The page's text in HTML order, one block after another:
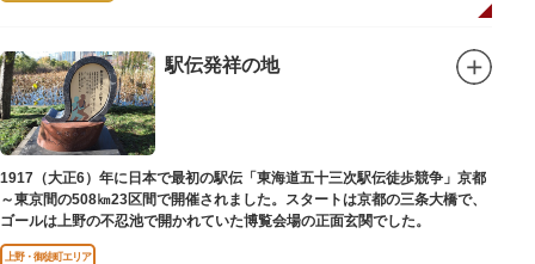
駅伝発祥の地
1917（大正6）年に日本で最初の駅伝「東海道五十三次駅伝徒歩競争」京都
～東京間の508㎞23区間で開催されました。スタートは京都の三条大橋で、
ゴールは上野の不忍池で開かれていた博覧会場の正面玄関でした。
上野・御徒町エリア